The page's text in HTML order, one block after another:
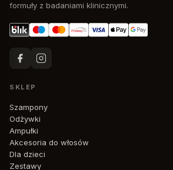
formuły z badaniami klinicznymi.
SKLEP
Szampony
Odżywki
Ampułki
Akcesoria do włosów
Dla dzieci
Zestawy